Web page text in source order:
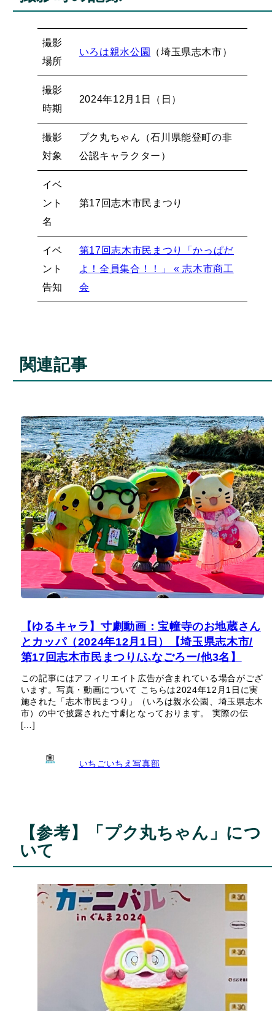
撮影
場所
いろは親水公園 （埼玉県志木市）
撮影
時期
2024年12月1日（日）
撮影
対象
プク丸ちゃん（石川県能登町の非
公認キャラクター）
イベ
ント
名
第17回志木市民まつり
イベ
ント
告知
第17回志木市民まつり「かっぱだ
よ！全員集合！！」 « 志木市商工
会
関連記事
【ゆるキャラ】寸劇動画：宝幢寺のお地蔵さん
とカッパ（2024年12月1日）【埼玉県志木市/
第17回志木市民まつり/ふなごろー/他3名】
この記事にはアフィリエイト広告が含まれている場合がござ
います。写真・動画について こちらは2024年12月1日に実
施された「志木市民まつり」（いろは親水公園、埼玉県志木
市）の中で披露された寸劇となっております。 実際の伝
[…]
いちごいちえ写真部
【参考】「プク丸ちゃん」につ
いて